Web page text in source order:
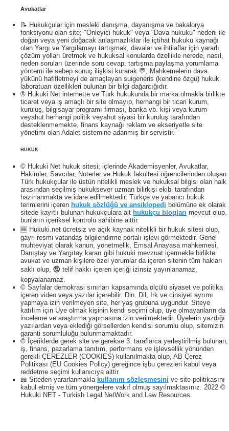
Avukatlar
📝 Hukukçular için mesleki danışma, dayanışma ve bakalorya
fonksiyonu olan site; "Önleyici hukuk" veya "Dava hukuku" nedeni ile
doğan veya yeni doğacak anlaşmazlıklar ile içtihat hukuku kaynağı
olan Yargı ve Yargılamayı tartışmak, davalar ve ihtilaflar için yararlı
çözüm yolları üretmek ve hukuksal konularda özellikle nerede, nasıl,
neden soruları üzerinde soru cevap, tartışma paylaşma yorumlama
yöntemi ile sebep sonuç ilişkisi kurarak 💬, Mahkemelerin dava
yükünü hafifletmeyi de amaçlayan suigeneris (kendine özgü) hukuk
laboratuarı özellikleri bulunan bir bilgi dağarcığıdır.
® Hukuki Net internette ve Türk hukukunda bir marka olmakla birlikte
ticaret veya iş amaçlı bir site olmayıp, herhangi bir ticari kurum,
kuruluş, bilgisayar programı firması, banka vb. kişi veya kurum
veyahut herhangi politik veyahut siyasi bir kuruluş tarafından
desteklenmemekte, finans kaynağı reklam ve ekseriyetle site
yönetimi olan Adalet sistemine adanmış bir servistir.
HUKUK
© Hukuki Net hukuk sitesi; içlerinde Akademisyenler, Avukatlar,
Hakimler, Savcılar, Noterler ve Hukuk fakültesi öğrencilerinden oluşan
Türk hukukçular ile üstün nitelikli meslek ve hukuksal bilgisi olan halk
arasından seçilmiş hukuksever uzman bilirkişi ekibi tarafından
hazırlanmakta ve idare edilmektedir. Türkçe ve yabancı hukuk
terimlerini içeren hukuk sözlüğü ve ansiklopedi bölümüne ek olarak
sitede kayıtlı bulunan hukukçulara ait hukukçu blogları mevcut olup,
bunların içeriksel kontrolü sahibine aittir.
🆓 Hukuki.net ücretsiz ve açık kaynak nitelikli bir hukuk sitesi olup,
gayri resmi vatandaş bilgilendirme portalı işlevi görmektedir. Genel
muhteviyat olarak kanun, yönetmelik, Emsal Anayasa mahkemesi,
Danıştay ve Yargıtay kararı gibi hukuki mevzuat içermekle birlikte
avukat ve uzman kişilere özel yorumlar da içeren sitenin tüm hakları
saklı olup, 🕲 telif hakkı içeren içeriği izinsiz yayınlanamaz,
kopyalanamaz.
© Sayfalar demokrasi sınırları kapsamında ölçülü siyaset ve politika
içeren video veya yazılar içerebilir. Din, Dil, Irk ve cinsiyet ayrımı
yapmaya izin verilmeyen site, her yaş grubuna uygundur. Siteye
katılım için Üye olmak kişinin kendi seçimi olup, üye olmayanların da
inceleme ve araştırma yapmasına izin verilmektedir. Üyelerin yazdığı
yazılardan veya eklediği görsellerden kendisi sorumlu olup, sitemizin
garanti sorumluluğu bulunmamaktadır.
© İçeriklerde gerek site ve gerekse 3. taraflarca yerleştirilmiş bulunan,
iş, finans, pazarlama tanıtım, performans ve işlevsellik yönünden
gerekli ÇEREZLER (COOKIES) kullanılmakta olup, AB Çerez
Politikası (EU Cookies Policy) gereğince işbu çerezleri kabul veya
reddetme seçimi kullanıcıya aittir.
📖 Siteden yararlanmakla kullanım sözleşmesini ve site politikasını
kabul etmiş ve tüm yönergelere vakıf olmuş sayılmaktasınız. 2022 ©
Hukuki NET - Turkish Legal NetWork and Law Resources.